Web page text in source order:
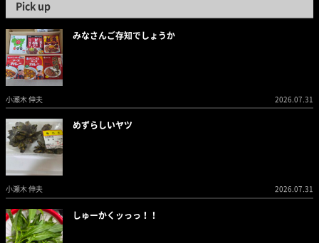
Pick up
みなさんご存知でしょうか
小瀬木 伸夫 2026.07.31
めずらしいヤツ
小瀬木 伸夫 2026.07.31
しゅーかくッっっ！！